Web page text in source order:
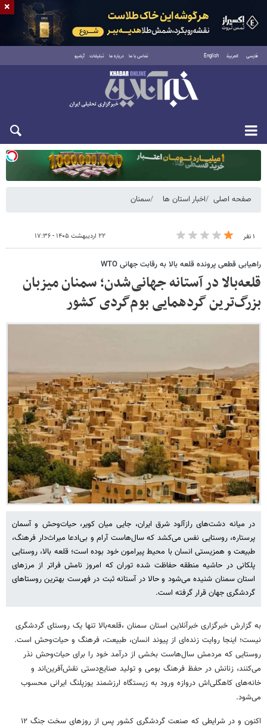
فارسی العربية English تماس با ما درباره ما تبلیغات آرشیو
دوشنبه ۱۹ مرداد ۱۴۰۵
صفحه اصلی اخبار استان ها سمنان
۱ نفر ۲۲ اردیبهشت ۱۴۰۵ - ۱۷:۳۶
راهیابی قطعی پرونده قلعه بالا به رقابت جهانی WTO
قلعه‌بالا در آستانه جهانی‌شدن؛ سمنان میزبان
بزرگ‌ترین گردهمایی بوم‌گردی کشور
در میانه دشت‌های رازآلود شرق ایران، جایی میان کویر، حیات‌وحش و آسمان
پرستاره، روستایی نفس می‌کشد که سال‌هاست آرام و بی‌ادعا میراث‌دار فرهنگ،
طبیعت و همزیستی انسان با محیط پیرامون خود بوده است؛ قلعه بالا، روستایی
پلکانی در حاشیه منطقه حفاظت شده توران که امروز نامش فراتر از مرزهای
استان سمنان شنیده می‌شود و حالا در آستانه ثبت در فهرست بهترین روستاهای
گردشگری جهان قرار گرفته است.
به گزارش خبرگزاری خبرآنلاین استان سمنان ،قلعه‌بالا تنها یک روستای گردشگری
نیست؛ اینجا روایت زنده‌ای از پیوند انسان، طبیعت، فرهنگ و حیات‌وحش است.
روستایی که مردمش سال‌هاست بخشی از درآمد خود را برای حیات‌وحش نذر
می‌کنند، زنانش در حفظ فرهنگ بومی و تولید صنایع‌دستی نقش‌آفرین‌اند و
خانه‌های کاهگلی‌اش دروازه ورود به زیستگاه ارزشمند یوزپلنگ ایرانی محسوب
می‌شود.
اکنون و در شرایطی که صنعت گردشگری کشور پس از روزهای سخت جنگ ۱۲
×